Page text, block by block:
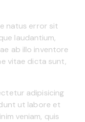
natus error sit
laudantium,
ab illo inventore
vitae dicta sunt,
adipisicing
ut labore et
veniam, quis